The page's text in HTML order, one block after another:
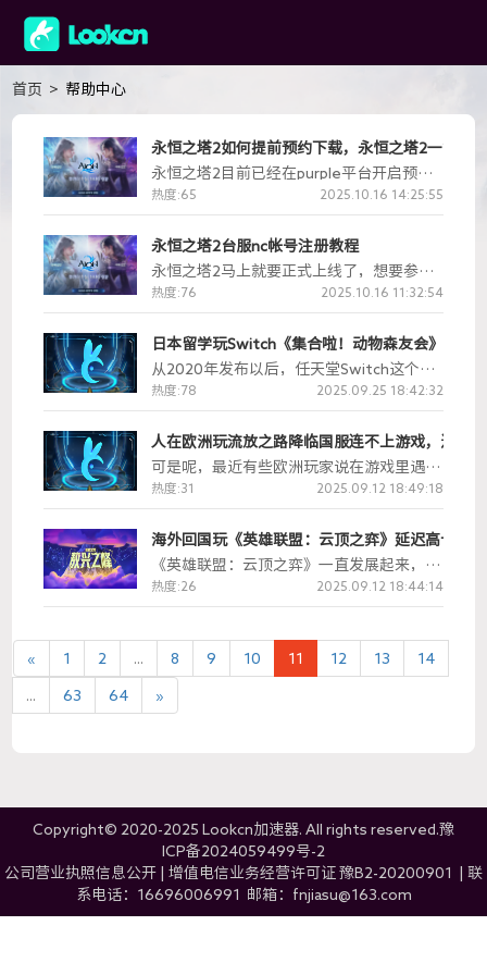
首页 > 帮助中心
永恒之塔2如何提前预约下载，永恒之塔2一键下
永恒之塔2目前已经在purple平台开启预约
安装，预约安装过的玩家可以在永恒之塔2
开放下载以后，打开purple平台自动安装游
戏。下面小编就为大家带来永恒之塔2预约
安装教程。
热度:65 2025.10.16 14:25:55
永恒之塔2台服nc帐号注册教程
永恒之塔2马上就要正式上线了，想要参与
的玩家只需要注册一个nc帐号就可以参与体
验。下面lookcn加速器小编就为大家带来nc
帐号注册教程。
热度:76 2025.10.16 11:32:54
日本留学玩Switch《集合啦！动物森友会》联机
从2020年发布以后，任天堂Switch这个游
戏机平台上的社交模拟游戏《集合啦！动物
森友会》一下子在全世界火起来，变成特别
火的游戏。玩家在这个游戏里能当成一个像
人的岛民，把自己的岛打造得漂漂亮亮，游
戏内容有钓鱼、捉虫子、摆弄花草，还有布
特别投入，而且还能最多8个人一起联机，
热热闹闹地互动，有这么个社交系统。
热度:78 2025.09.25 18:42:32
人在欧洲玩流放之路降临国服连不上游戏，进不
可是呢，最近有些欧洲玩家说在游戏里遇到
连不上的毛病，还老是掉线，这肯定影响他
们玩游戏的感觉。那到底为啥会有这些问题
呢？又咋能有效解决呢？
热度:31 2025.09.12 18:49:18
海外回国玩《英雄联盟：云顶之弈》延迟高卡顿
《英雄联盟：云顶之弈》一直发展起来，不
断搞出创新的情况来！2025年9月25号，最
新限时的PvE游戏模式“敖兴之峰”必须正
戏原本是以PvP为核心的策略游戏，这个全
新单人模式不光得考验玩家的战斗力，还得
带来不一样的挑战，得面对越来越强的PvE
战斗和厉害的BOSS 。
热度:26 2025.09.12 18:44:14
« 1 2 ... 8 9 10 11 12 13 14
... 63 64 »
Copyright© 2020-2025 Lookcn加速器. All rights reserved.豫
ICP备2024059499号-2
公司营业执照信息公开
增值电信业务经营许可证 豫B2-20200901
联
系电话：16696006991 邮箱：fnjiasu@163.com